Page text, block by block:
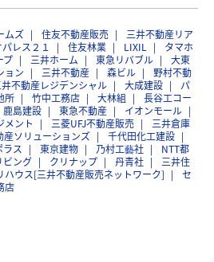
ムズ 住友不動産販売
三井不動産リア
パレス２１ 住友林業 LIXIL
タマホ
プ 三井ホーム 東急リバブル
大東
ョン 三井不動産 森ビル
野村不動
不動産レジデンシャル 大成建設
パ
所 竹中工務店 大林組
長谷工コー
鹿島建設 東急不動産
イオンモール
メント 三菱UFJ不動産販売
三井倉庫
産ソリューションズ
千代田化工建設
ラス 東京建物 乃村工藝社
NTT都
ビング クリナップ 丹青社
三井住
ハウス[三井不動産販売ネットワーク]
セ
店